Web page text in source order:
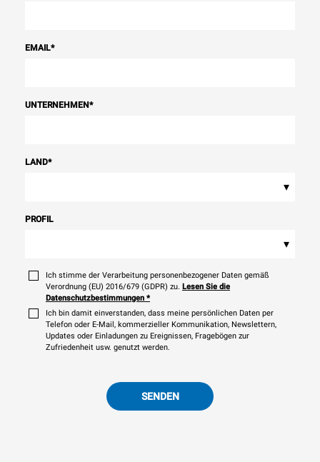
EMAIL*
UNTERNEHMEN*
LAND*
▾
PROFIL
▾
Ich stimme der Verarbeitung personenbezogener Daten gemäß
Verordnung (EU) 2016/679 (GDPR) zu. Lesen Sie die
Datenschutzbestimmungen *
Ich bin damit einverstanden, dass meine persönlichen Daten per
Telefon oder E-Mail, kommerzieller Kommunikation, Newslettern,
Updates oder Einladungen zu Ereignissen, Fragebögen zur
Zufriedenheit usw. genutzt werden.
SENDEN